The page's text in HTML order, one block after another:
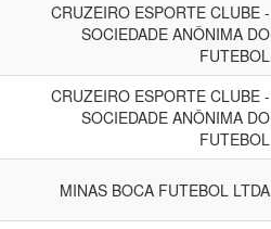
CRUZEIRO ESPORTE CLUBE -
SOCIEDADE ANÔNIMA DO
FUTEBOL
CRUZEIRO ESPORTE CLUBE -
SOCIEDADE ANÔNIMA DO
FUTEBOL
MINAS BOCA FUTEBOL LTDA